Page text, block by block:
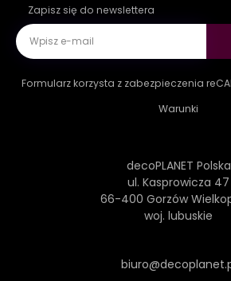
Zapisz się do newslettera
Formularz korzysta z zabezpieczenia
Warunki
decoPLANET Polska
ul. Kasprowicza 47
66-400 Gorzów
woj. lubuskie